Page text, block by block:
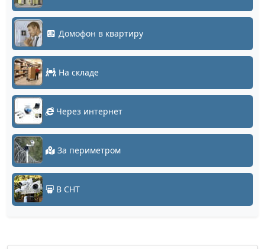
Домофон в квартиру
На складе
Через интернет
За периметром
В СНТ